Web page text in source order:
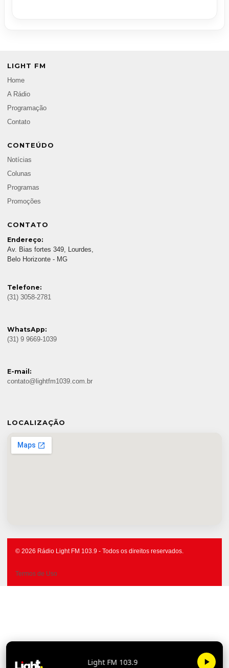
LIGHT FM
Home
A Rádio
Programação
Contato
CONTEÚDO
Notícias
Colunas
Programas
Promoções
CONTATO
Endereço:
Av. Bias fortes 349, Lourdes,
Belo Horizonte - MG
Telefone:
(31) 3058-2781
WhatsApp:
(31) 9 9669-1039
E-mail:
contato@lightfm1039.com.br
LOCALIZAÇÃO
© 2026 Rádio Light FM 103.9 - Todos os direitos reservados.
Termos de Uso
Light FM 103.9